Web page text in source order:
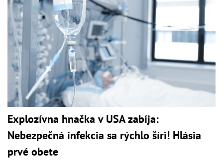
Explozívna hnačka v USA zabíja:
Nebezpečná infekcia sa rýchlo šíri! Hlásia
prvé obete